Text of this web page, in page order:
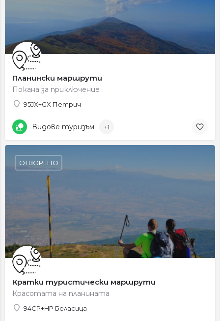
Планински маршрути
Покана за приключение
95JX+GX Петрич
Видове туризъм +1
Кратки туристически маршрути
Красотата на планината
94CP+HP Беласица
ОТВОРЕНО